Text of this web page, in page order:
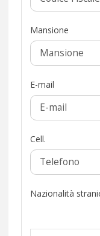
Mansione
E-mail
Cell.
Nazionalità